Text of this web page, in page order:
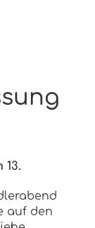
13.
auf den